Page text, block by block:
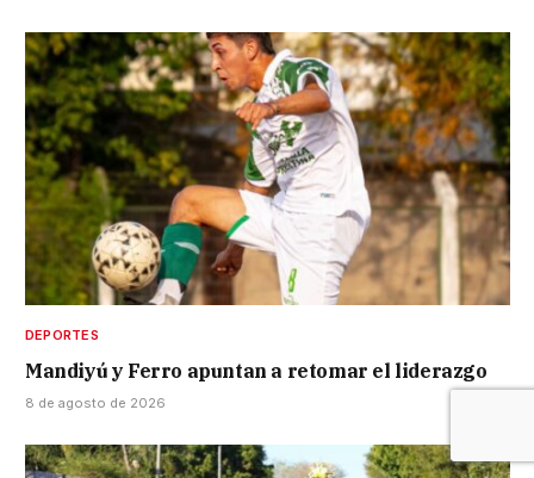
DEPORTES
Mandiyú y Ferro apuntan a retomar el liderazgo
8 de agosto de 2026